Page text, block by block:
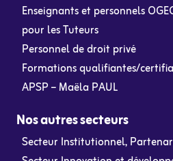
Enseignants et personnels
pour les Tuteurs
Personnel de droit privé
Formations qualifiantes/
APSP – Maëla PAUL
Nos autres secteurs
Secteur Institutionnel,